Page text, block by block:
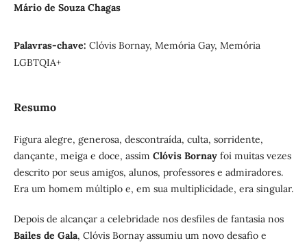
Mário de Souza Chagas
Palavras-chave: Clóvis Bornay, Memória Gay, Memória
LGBTQIA+
Resumo
Figura alegre, generosa, descontraída, culta, sorridente,
dançante, meiga e doce, assim Clóvis Bornayfoi muitas vezes
descrito por seus amigos, alunos, professores e admiradores.
Era um homem múltiplo e, em sua multiplicidade, era singular.
Depois de alcançar a celebridade nos desfiles de fantasia nos
Bailes de Gala, Clóvis Bornay assumiu um novo desafio e